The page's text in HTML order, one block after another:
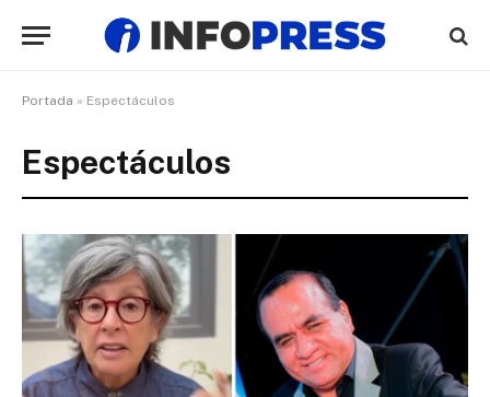
Portada » Espectáculos
Espectáculos